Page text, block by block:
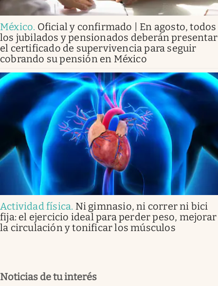
México. Oficial y confirmado | En agosto, todos
los jubilados y pensionados deberán presentar
el certificado de supervivencia para seguir
cobrando su pensión en México
Actividad física. Ni gimnasio, ni correr ni bici
fija: el ejercicio ideal para perder peso, mejorar
la circulación y tonificar los músculos
Noticias de tu interés